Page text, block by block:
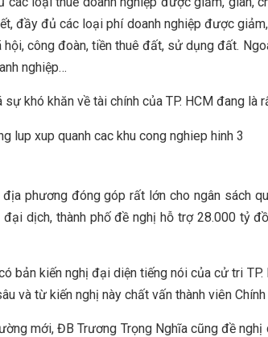
đầy đủ các loại phí doanh nghiệp được
công đoàn, tiền thuê đất, sử dụng đất.
nghiệp…
khó khăn về tài chính của TP. HCM đang là
phương đóng góp rất lớn cho ngân sách
dịch, thành phố đề nghị hỗ trợ 28.000 tỷ
bản kiến nghị đại diện tiếng nói của cử tri
và từ kiến nghị này chất vấn thành viên
mới, ĐB Trương Trọng Nghĩa cũng đề